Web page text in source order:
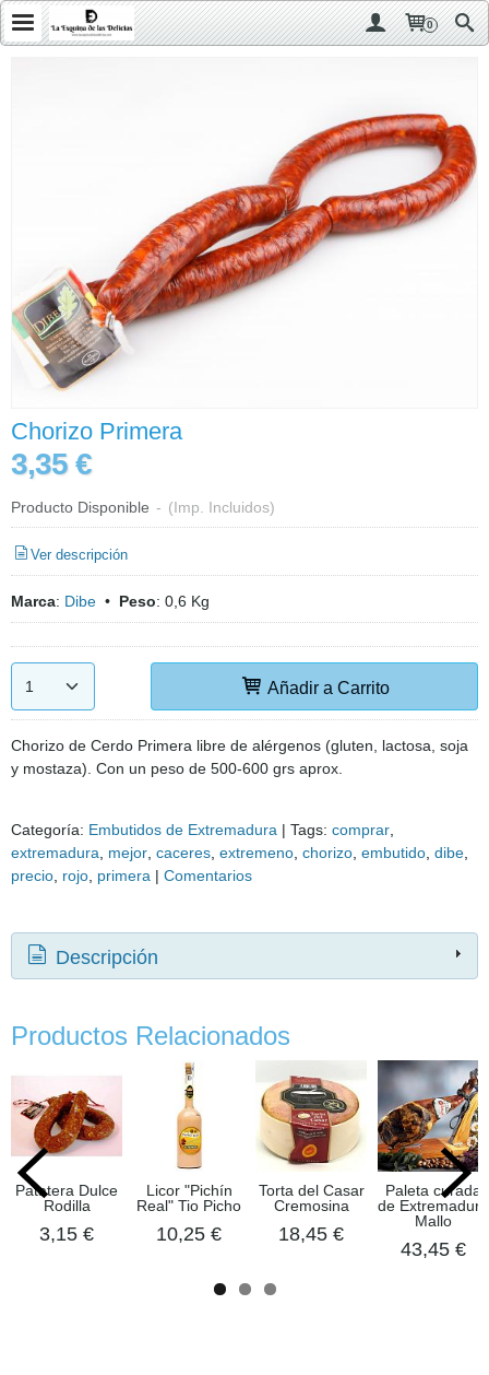
0
Chorizo Primera
3,35 €
Producto Disponible - (Imp. Incluidos)
Ver descripción
Marca: Dibe • Peso: 0,6 Kg
Añadir a Carrito
Chorizo de Cerdo Primera libre de alérgenos (gluten, lactosa, soja
y mostaza). Con un peso de 500-600 grs aprox.
Categoría: Embutidos de Extremadura | Tags: comprar
extremadura mejor caceres extremeno chorizo embutido dibe
precio rojo primera | Comentarios
Descripción
Productos Relacionados
Patatera Dulce
Rodilla
3,15 €
Licor "Pichín
Real" Tio Picho
10,25 €
Torta del Casar
Cremosina
18,45 €
Paleta curada
de Extremadura
Mallo
43,45 €